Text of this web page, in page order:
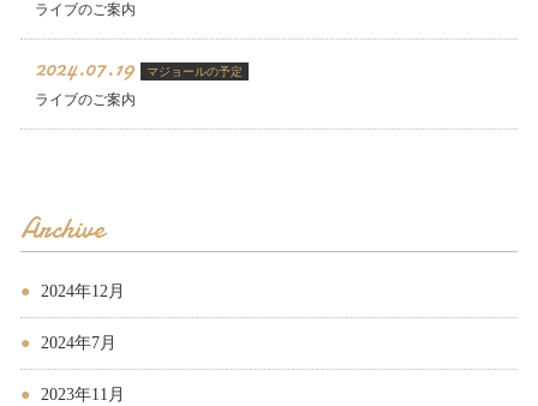
ライブのご案内
2024.07.19 マジョールの予定
ライブのご案内
Archive
2024年12月
2024年7月
2023年11月